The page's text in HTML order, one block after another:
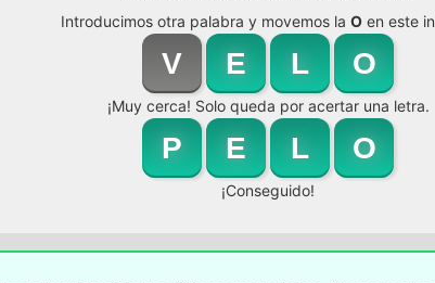
Introducimos otra palabra y movemos la Oen este
V E L O
¡Muy cerca! Solo queda por acertar una letra.
P E L O
¡Conseguido!